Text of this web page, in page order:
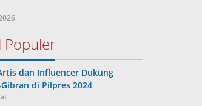
Populer
dan Influencer Dukung
di Pilpres 2024